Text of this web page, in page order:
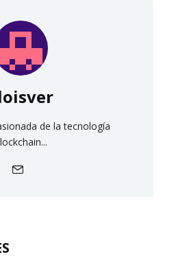
de la tecnología